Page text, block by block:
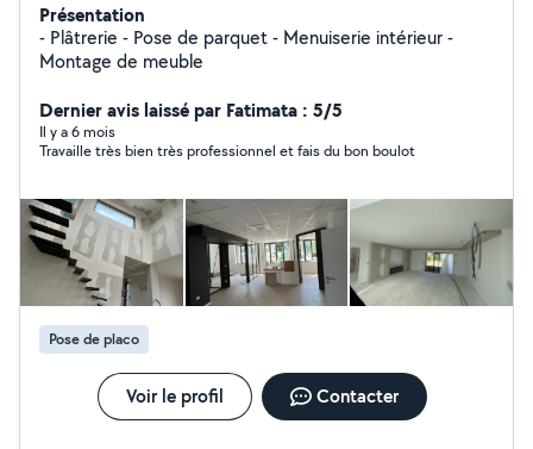
Présentation
- Plâtrerie - Pose de parquet - Menuiserie intérieur -
Montage de meuble
Dernier avis laissé par Fatimata : 5/5
Il y a 6 mois
Travaille très bien très professionnel et fais du bon boulot
Pose de placo
Voir le profil Contacter